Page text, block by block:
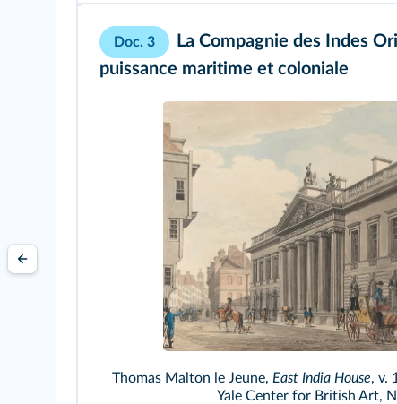
Doc. 3
La Compagnie des Indes
puissance maritime et coloniale
Thomas Malton le Jeune, East India House, v.
Yale Center for British Art,